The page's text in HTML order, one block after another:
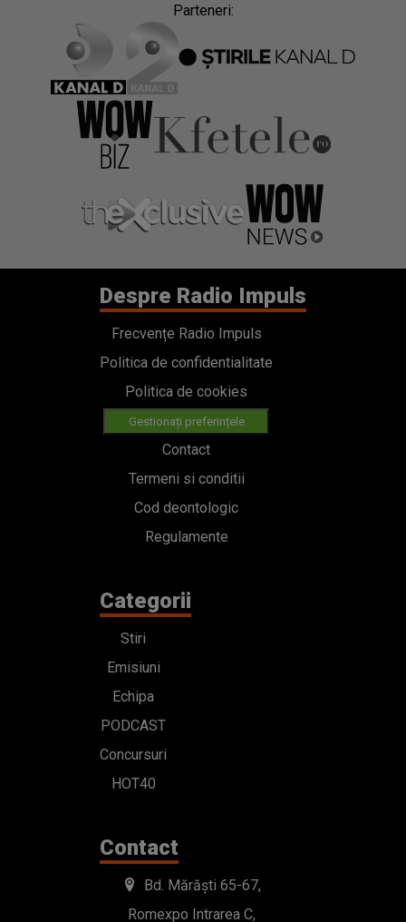
Parteneri:
Despre Radio Impuls
Frecvențe Radio Impuls
Politica de confidentialitate
Politica de cookies
Gestionați preferințele
Contact
Termeni si conditii
Cod deontologic
Regulamente
Categorii
Stiri
Emisiuni
Echipa
PODCAST
Concursuri
HOT40
Contact
Bd. Mărăști 65-67,
Romexpo Intrarea C,